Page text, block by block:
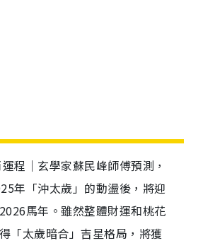
程｜玄學家蘇民峰師傅預測，
年「沖太歲」的動盪後，將迎
馬年。雖然整體財運和桃花
「太歲暗合」吉星格局，將獲